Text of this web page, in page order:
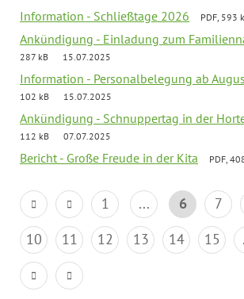
Information - Schließtage 2026 PDF, 593
Ankündigung - Einladung zum
287 kB
15.07.2025
Information - Personalbelegung ab
102 kB
15.07.2025
Ankündigung - Schnuppertag in der
112 kB
07.07.2025
Bericht - Große Freude in der Kita PDF,
1 ... 6 7
10
11 12 13 14 15